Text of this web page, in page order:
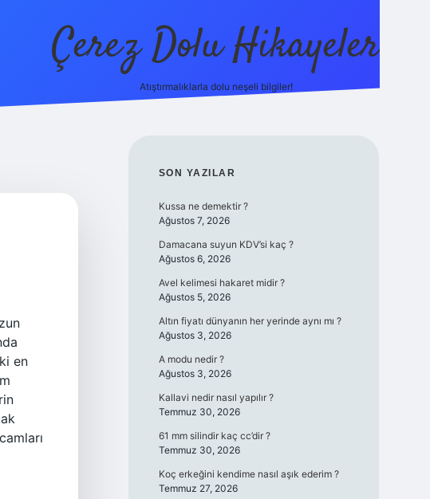
Çerez Dolu Hikayeler
Atıştırmalıklarla dolu neşeli bilgiler!
en
SIDEBAR
SON YAZILAR
Kussa ne demektir ?
Ağustos 7, 2026
Damacana suyun KDV’si kaç ?
Ağustos 6, 2026
Avel kelimesi hakaret midir ?
Ağustos 5, 2026
Altın fiyatı dünyanın her yerinde aynı mı ?
Ağustos 3, 2026
A modu nedir ?
Ağustos 3, 2026
Kallavi nedir nasıl yapılır ?
Temmuz 30, 2026
61 mm silindir kaç cc’dir ?
Temmuz 30, 2026
Koç erkeğini kendime nasıl aşık ederim ?
Temmuz 27, 2026